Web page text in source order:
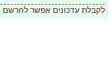
לקבלת עדכונים אפשר להרשם